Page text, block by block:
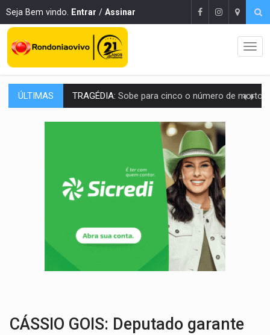
Seja Bem vindo. Entrar / Assinar
ÚLTIMAS TRANSPORTE DE ARROZ:MPF assegura cumprimento da legislação sobre transporte
DEEPFAKE:Sancionada lei contra violência sexual infantil na
Brasil e Rússia discutem energia nuclear, defesa e
Colisão entre caminhão e carro deixa quatro mortos e um em
ENCONTRO:Amazônia Negra ganha projeção nacional com participação de
Porto Velho tem chances de chuvas isoladas nesta
SINDICATOS UNIDOS: Assembleia Geral delibera greve da educação
PROCESSO SELETIVO: Rondoniaovivo abre oficina de Comunicação com
CÁSSIO GOIS: Deputado garante